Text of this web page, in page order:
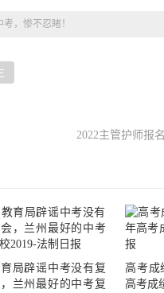
考，惨不忍睹！
2022主管护师报
局辟谣中考没有复
兰州最好的中考复
高考成
高考成